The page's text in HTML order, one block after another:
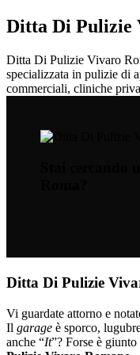
Ditta Di Pulizie
Ditta Di Pulizie Vivaro
specializzata in pulizie di
commerciali, cliniche
Ditta Di Pulizie
Vi guardate attorno e
Il garage è sporco,
anche “It”? Forse è